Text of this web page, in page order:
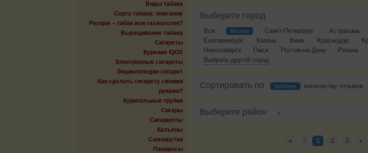
Виды табака
Сорта табака: описание
Perique – табак или технология?
Выращивание табака
Сигареты
Курение IQOS
Электронные сигареты
Энциклопедия сигарет
Как сделать сигарету своими
руками?
Курительные трубки
Сигары
Сигариллы
Кальяны
Самокрутки
Папиросы
Выберите город
Все Москва Санкт-Петербург Астрахань
Екатеринбург
Казань Киев Краснодар
Новосибирск
Омск Ростов-на-Дону Рязань
Выбрать другой город
Сортировать по рейтингу количеству отзывов
Выберите район
« ‹ 1 2 3 ›